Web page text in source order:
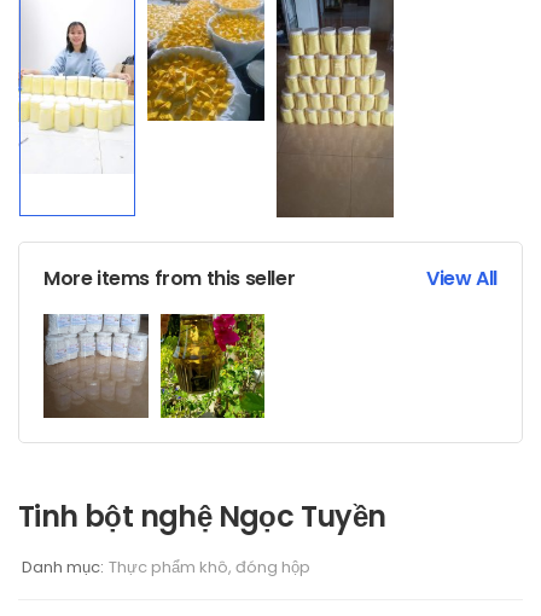
More items from this seller View All
Tinh bột nghệ Ngọc Tuyền
Danh mục: Thực phẩm khô, đóng hộp